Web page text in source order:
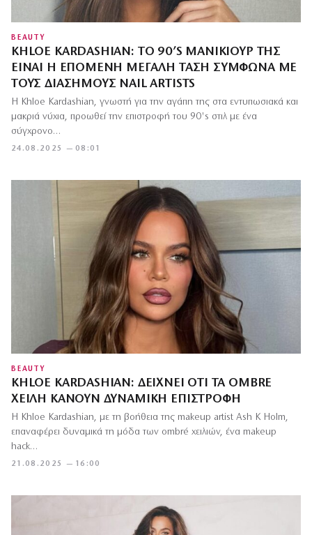
BEAUTY
KHLOE KARDASHIAN: ΤΟ 90’S ΜΑΝΙΚΙΟΎΡ ΤΗΣ
ΕΊΝΑΙ Η ΕΠΌΜΕΝΗ ΜΕΓΆΛΗ ΤΆΣΗ ΣΎΜΦΩΝΑ ΜΕ
ΤΟΥΣ ΔΙΆΣΗΜΟΥΣ NAIL ARTISTS
24.08.2025 — 08:01
Η Khloe Kardashian, γνωστή για την αγάπη της στα εντυπωσιακά και
μακριά νύχια, προωθεί την επιστροφή του 90's στιλ με ένα
σύγχρονο…
BEAUTY
KHLOE KARDASHIAN: ΔΕΊΧΝΕΙ ΌΤΙ ΤΑ OMBRE
ΧΕΊΛΗ ΚΆΝΟΥΝ ΔΥΝΑΜΙΚΉ ΕΠΙΣΤΡΟΦΉ
21.08.2025 — 16:00
Η Khloe Kardashian, με τη βοήθεια της makeup artist Ash K Holm,
επαναφέρει δυναμικά τη μόδα των ombré χειλιών, ένα makeup
hack…